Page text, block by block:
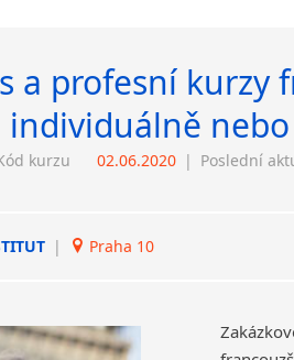
a profesní
individuálně
kurzu 02.06.2020 | Poslední
| Praha 10